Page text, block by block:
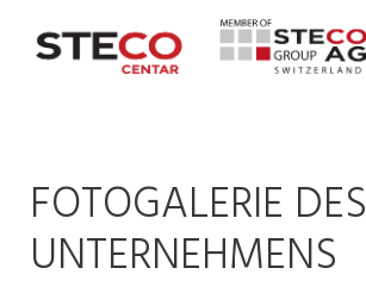
FOTOGALERIE DES
UNTERNEHMENS